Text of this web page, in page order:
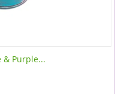
& Purple...